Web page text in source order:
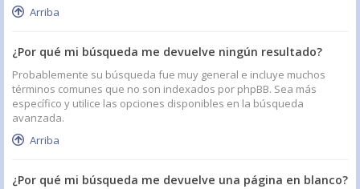
Arriba
¿Por qué mi búsqueda me devuelve ningún resultado?
Probablemente su búsqueda fue muy general e incluye muchos
términos comunes que no son indexados por phpBB. Sea más
específico y utilice las opciones disponibles en la búsqueda
avanzada.
Arriba
¿Por qué mi búsqueda me devuelve una página en blanco?